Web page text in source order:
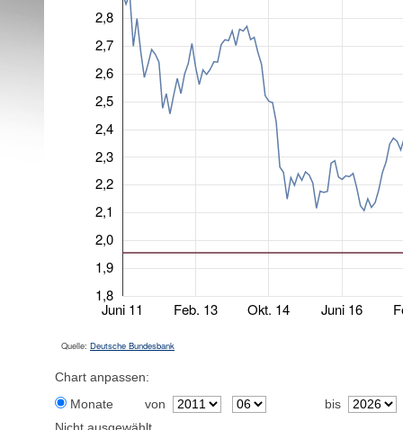
Juni 11 Feb. 13 Okt. 14 Juni 16
1,8
1,9
2,0
2,1
2,2
2,3
2,4
2,5
2,6
2,7
2,8
Quelle: Deutsche Bundesbank
Chart anpassen:
Monate
von
bis